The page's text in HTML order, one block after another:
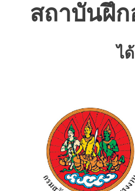
สถาบันฝึ
ไ